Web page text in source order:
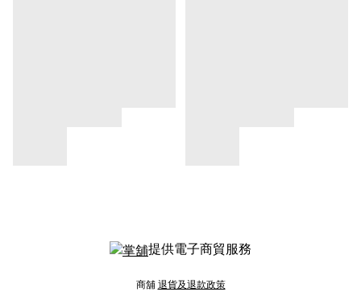
提供電子商貿服務
商舖 退貨及退款政策